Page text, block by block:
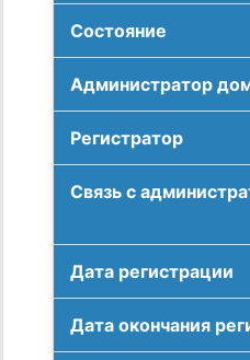
Соcтояние
Администратор
Регистратор
Связь с
Дата регистрации
Дата окончания